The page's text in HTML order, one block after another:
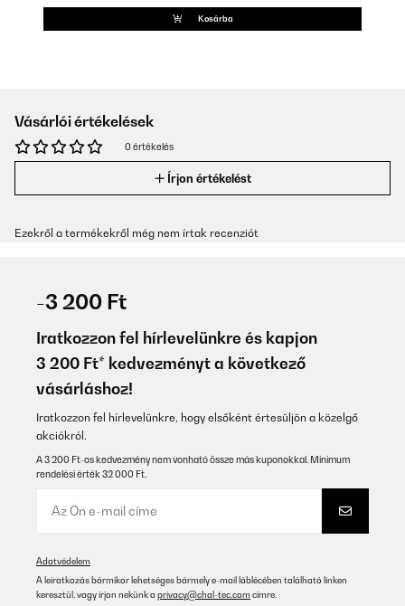
Kosárba
Vásárlói értékelések
0 értékelés
Írjon értékelést
Ezekről a termékekről még nem írtak recenziót
-3 200 Ft
Iratkozzon fel hírlevelünkre és kapjon
3 200 Ft* kedvezményt a következő
vásárláshoz!
Iratkozzon fel hírlevelünkre, hogy elsőként értesüljön a közelgő
akciókról.
A 3 200 Ft-os kedvezmény nem vonható össze más kuponokkal. Minimum
rendelési érték 32 000 Ft.
Adatvédelem
A leiratkozás bármikor lehetséges bármely e-mail láblécében található linken
keresztül, vagy írjon nekünk a privacy@chal-tec.com címre.